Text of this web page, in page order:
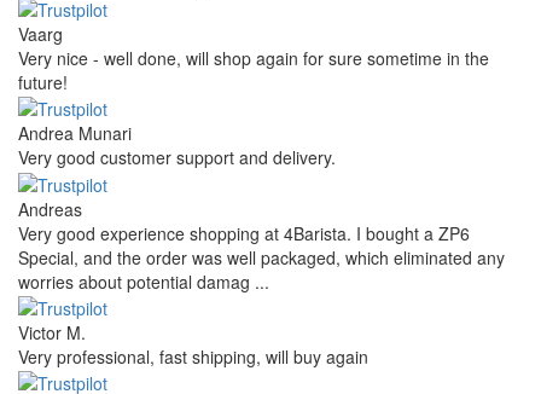
Vaarg
Very nice - well done, will shop again for sure sometime in the
future!
Andrea Munari
Very good customer support and delivery.
Andreas
Very good experience shopping at 4Barista. I bought a ZP6
Special, and the order was well packaged, which eliminated any
worries about potential damag ...
Victor M.
Very professional, fast shipping, will buy again